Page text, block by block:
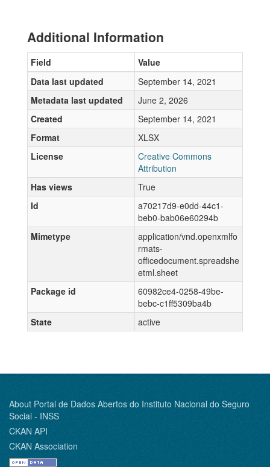
Additional Information
Field
Value
Data last updated
September 14, 2021
Metadata last updated
June 2, 2026
Created
September 14, 2021
Format
XLSX
License
Creative Commons
Attribution
Has views
True
Id
a70217d9-e0dd-44c1-
beb0-bab06e60294b
Mimetype
application/vnd.openxmlfo
rmats-
officedocument.spreadshe
etml.sheet
Package id
60982ce4-0258-49be-
bebc-c1ff5309ba4b
State
active
About Portal de Dados Abertos do Instituto Nacional do Seguro
Social - INSS
CKAN API
CKAN Association